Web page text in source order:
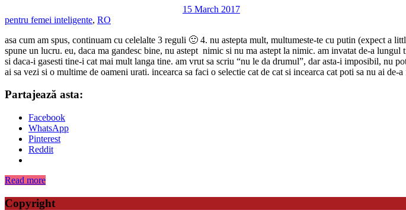
15 March 2017
pentru femei inteligente, RO
asa cum am spus, continuam cu celelalte 3 reguli 🙂 4. nu astepta mult, multumeste-te cu putin (expect a
spune un lucru. eu, daca ma gandesc bine, nu astept nimic si nu ma astept la nimic. am invatat de-a
si daca-i gasesti tine-i cat mai mult langa tine. am vrut sa scriu “nu le da drumul”, dar asta-i imposibil,
ai sa vezi si o multime de oameni urati. incearca sa faci o selectie cat de cat si incearca cat poti sa nu ai de-a
Partajează asta:
Facebook
WhatsApp
Pinterest
Reddit
Read more
Copyright